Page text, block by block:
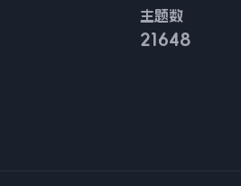
主题数
21648